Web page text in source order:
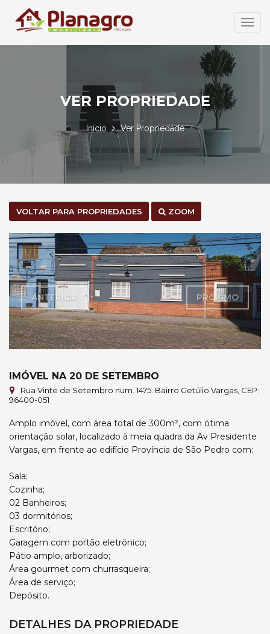
Abrir
VER PROPRIEDADE
Início Ver Propriedade
VOLTAR PARA PROPRIEDADES ZOOM
ANTERIOR PRÓXIMO
IMÓVEL NA 20 DE SETEMBRO
Rua Vinte de Setembro num. 1475. Bairro Getúlio Vargas, CEP:
96400-051
Amplo imóvel, com área total de 300m², com ótima
orientação solar, localizado à meia quadra da Av Presidente
Vargas, em frente ao edifício Província de São Pedro com:
Sala;
Cozinha;
02 Banheiros;
03 dormitórios;
Escritório;
Garagem com portão eletrônico;
Pátio amplo, arborizado;
Área gourmet com churrasqueira;
Área de serviço;
Depósito.
DETALHES DA PROPRIEDADE